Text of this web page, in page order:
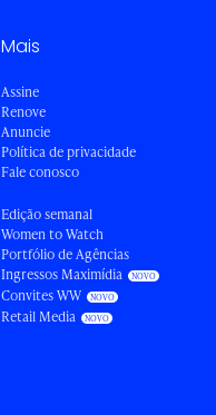
Mais
Assine
Renove
Anuncie
Política de privacidade
Fale conosco
Edição semanal
Women to Watch
Portfólio de Agências
Ingressos Maximídia
Convites WW
Retail Media